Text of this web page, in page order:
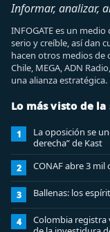
Informar, analizar,
INFOGATE es un
serio y creíble, así dan
hacen otros medios de
Chile, MEGA, ADN
una alianza estratégica.
Lo más visto de la
1
La oposición se
derecha” de Kast
2 CONAF abre 3
3 Ballenas: los
4
Colombia registra